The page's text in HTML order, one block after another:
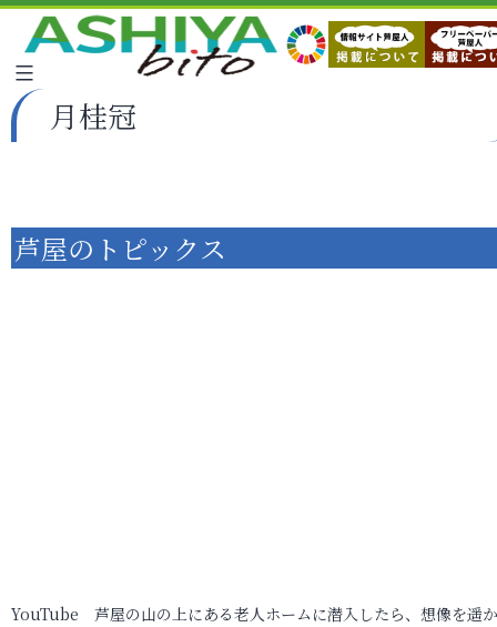
月桂冠
芦屋のトピックス
YouTube 芦屋の山の上にある老人ホームに潜入したら、想像を遥